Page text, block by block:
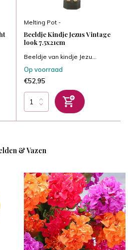
Melting Pot -
Beeldje Kindje Jezus Vintage
look 7.5x21cm
Beeldje van kindje Jezu...
Op voorraad
€52,95
& Vazen